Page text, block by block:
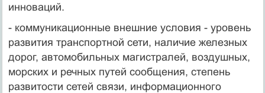
инноваций.
- коммуникационные внешние условия - уровень
развития транспортной сети, наличие железных
дорог, автомобильных магистралей, воздушных,
морских и речных путей сообщения, степень
развитости сетей связи, информационного